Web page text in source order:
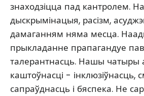
знаходзіцца пад кантролем.
дыскрымінацыя, расізм,
дамаганням няма месца.
прыкладанне прапагандуе
талерантнасць. Нашы чатыры
каштоўнасці - інклюзіўнасць,
сапраўднасць і бяспека. Не